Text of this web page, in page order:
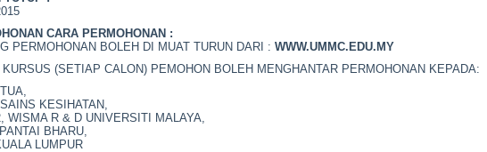
CARA PERMOHONAN :
PERMOHONAN BOLEH DI MUAT TURUN DARI : WWW.UMMC.EDU.MY
(SETIAP CALON) PEMOHON BOLEH MENGHANTAR PERMOHONAN KEPADA:
KESIHATAN,
WISMA R & D UNIVERSITI MALAYA,
BHARU,
LUMPUR